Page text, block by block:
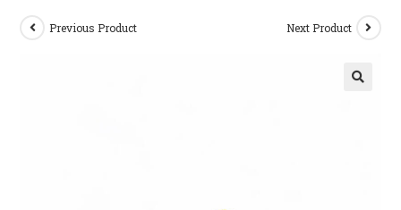
Previous Product Next Product